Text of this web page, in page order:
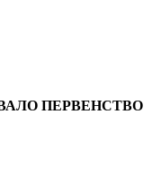
ПЕРВЕНСТВО